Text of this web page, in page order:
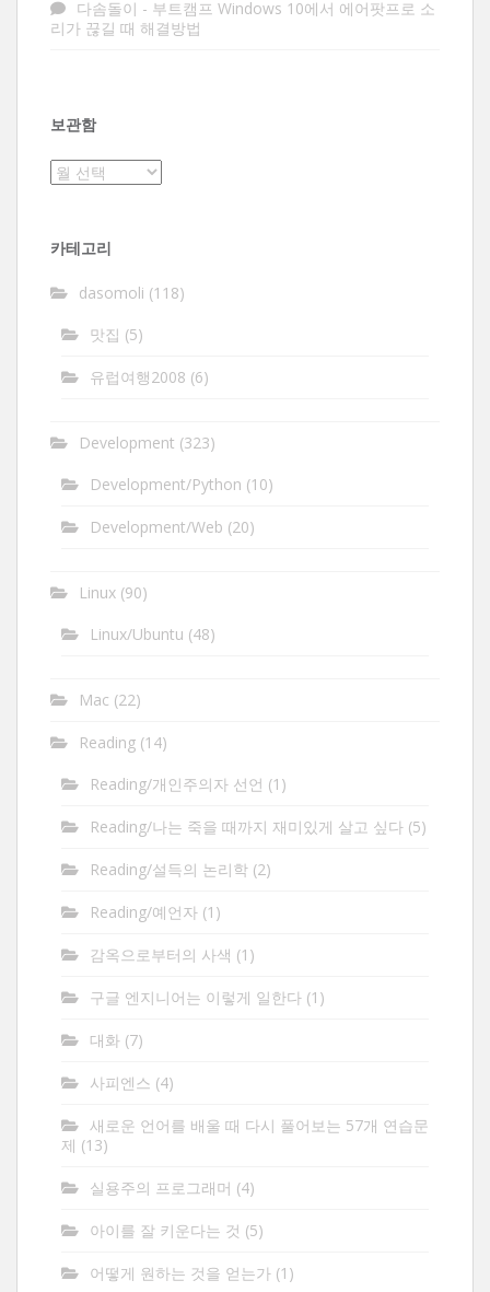
다솜돌이 - 부트캠프 Windows 10에서 에어팟프로 소
리가 끊길 때 해결방법
보관함
보
카테고리
dasomoli (118)
맛집 (5)
유럽여행2008 (6)
Development (323)
Development/Python (10)
Development/Web (20)
Linux (90)
Linux/Ubuntu (48)
Mac (22)
Reading (14)
Reading/개인주의자 선언 (1)
Reading/나는 죽을 때까지 재미있게 살고 싶다 (5)
Reading/설득의 논리학 (2)
Reading/예언자 (1)
감옥으로부터의 사색 (1)
구글 엔지니어는 이렇게 일한다 (1)
대화 (7)
사피엔스 (4)
새로운 언어를 배울 때 다시 풀어보는 57개 연습문
제 (13)
실용주의 프로그래머 (4)
아이를 잘 키운다는 것 (5)
어떻게 원하는 것을 얻는가 (1)